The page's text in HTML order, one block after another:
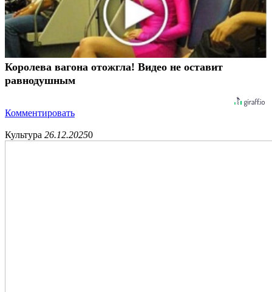
Королева вагона отожгла! Видео не оставит
равнодушным
Комментировать
Культура 26.12.20250